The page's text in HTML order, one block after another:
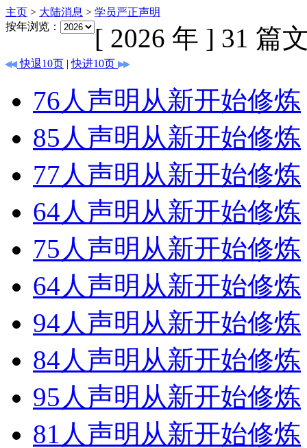
主页 > 大陆消息 > 学员严正声明
按年浏览：
[ 2026 年 ] 31 篇
快退10页 |快进10页
76人声明从新开始修炼
85人声明从新开始修炼
77人声明从新开始修炼
64人声明从新开始修炼
75人声明从新开始修炼
64人声明从新开始修炼
94人声明从新开始修炼
84人声明从新开始修炼
95人声明从新开始修炼
81人声明从新开始修炼